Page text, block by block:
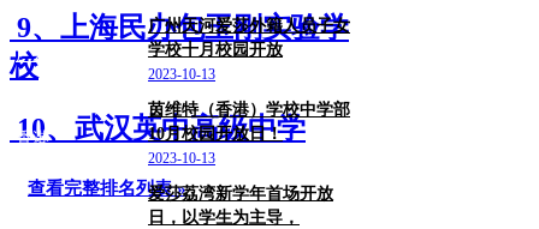
9、上海民办包玉刚实验学
校
10、武汉英中高级中学
查看完整排名列表 »
广东
广州天河爱莎外籍人员子女
学校十月校园开放
2023-10-13
香港
茵维特（香港）学校中学部
10月校园开放日！
2023-10-13
爱莎荔湾新学年首场开放
日，以学生为主导，